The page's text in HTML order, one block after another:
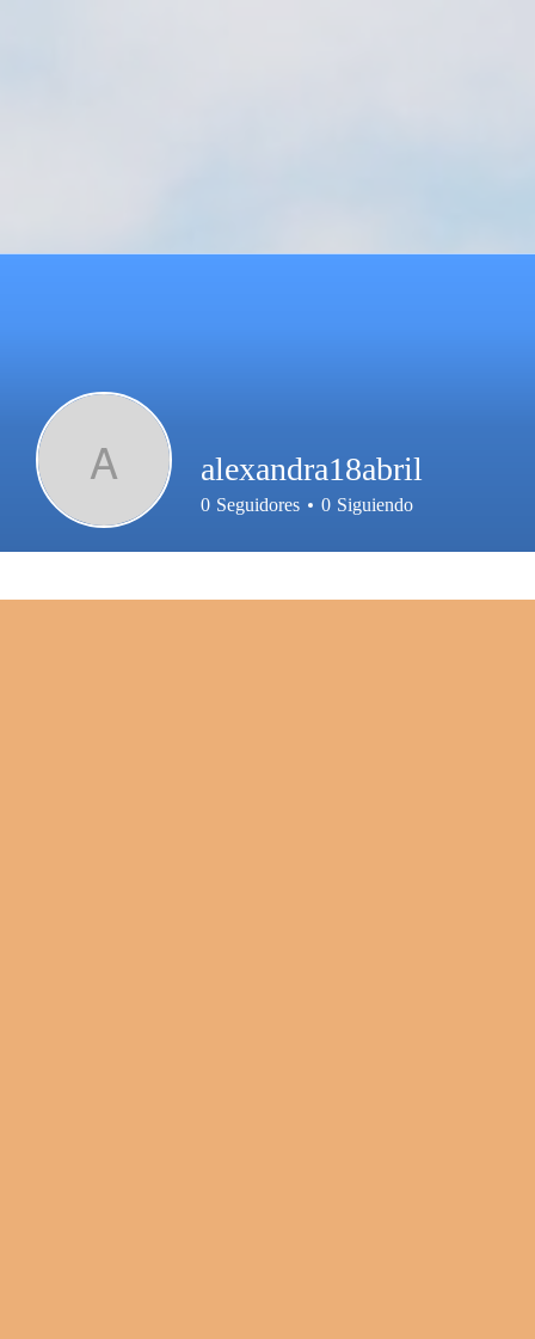
A alexandra18abril
0 Seguidores 0 Siguiendo